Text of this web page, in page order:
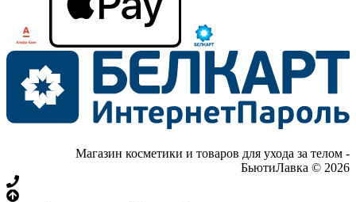
Магазин косметики и товаров для ухода за телом -
БьютиЛавка © 2026